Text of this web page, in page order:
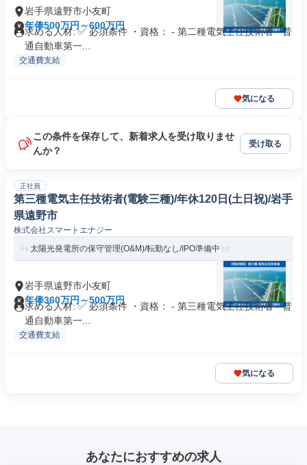
岩手県遠野市小友町
年俸500万円～600万円
求める人材: ✅ 必須条件 ・資格： - 第二種電気主任技術者 - 普
通自動車第一...
交通費支給
気になる
この条件を保存して、新着求人を受け取りませ
んか？
受け取る
正社員
第三種電気主任技術者(電験三種)/年休120日(土日祝)/岩手
県遠野市
株式会社スマートエナジー
太陽光発電所の保守管理(O&M)/転勤なし/IPO準備中
岩手県遠野市小友町
年俸360万円～500万円
求める人材: ✅ 必須条件 ・資格： - 第三種電気主任技術者 - 普
通自動車第一...
交通費支給
気になる
あなたにおすすめの求人